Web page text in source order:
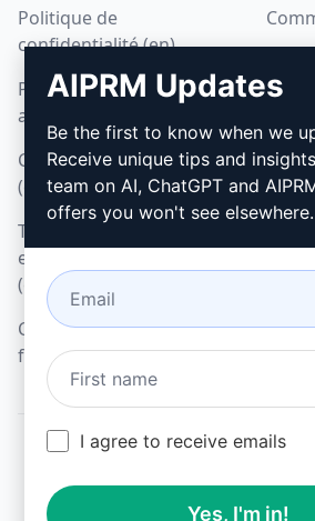
Politique de
confidentialité (en)
Politique d'utilisation
acceptable (en)
Conditions d'utilisation
(en)
Termes relatifs aux
extensions de navigateur
(en)
Conditions de
facturation (en)
All logos, trademarks, and
AIPRM Updates
Be the first to know when we
Receive unique tips and
team on AI, ChatGPT and
offers you won't see elsewhere.
I agree to receive emails
Yes, I'm in!